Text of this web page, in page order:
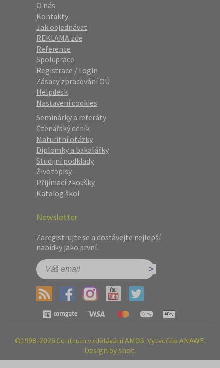
O nás
Kontakty
Jak objednávat
REKLAMA zde
Reference
Spolupráce
Registrace / Login
Zásady zpracování OÚ
Helpdesk
Nastavení cookies
Seminárky a referáty
Čtenářský deník
Maturitní otázky
Diplomky a bakalářky
Studijní podklady
Životopisy
Přijímací zkoušky
Katalog škol
Newsletter
Zaregistrujte se a dostávejte nejlepší
nabídky jako první.
©1998-2026 Centrum vzdělávání AMOS. Vytvořilo ANAWE.
Design by shot.